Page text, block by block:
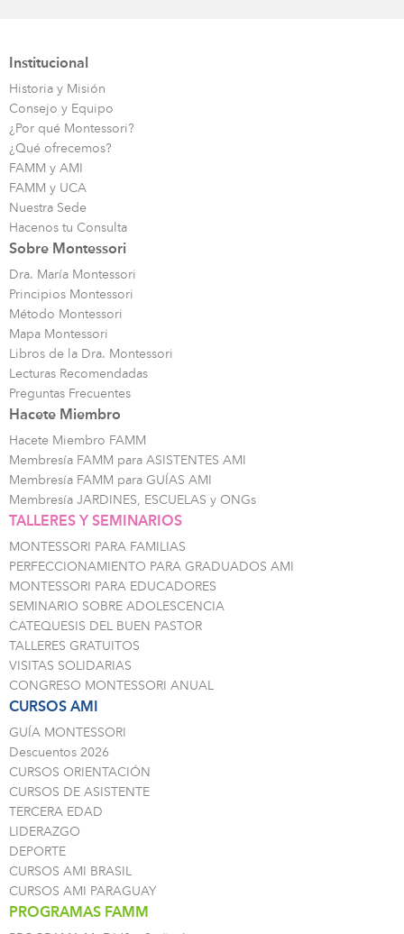
Institucional
Historia y Misión
Consejo y Equipo
¿Por qué Montessori?
¿Qué ofrecemos?
FAMM y AMI
FAMM y UCA
Nuestra Sede
Hacenos tu Consulta
Sobre Montessori
Dra. María Montessori
Principios Montessori
Método Montessori
Mapa Montessori
Libros de la Dra. Montessori
Lecturas Recomendadas
Preguntas Frecuentes
Hacete Miembro
Hacete Miembro FAMM
Membresía FAMM para ASISTENTES AMI
Membresía FAMM para GUÍAS AMI
Membresía JARDINES, ESCUELAS y ONGs
TALLERES Y SEMINARIOS
MONTESSORI PARA FAMILIAS
PERFECCIONAMIENTO PARA GRADUADOS AMI
MONTESSORI PARA EDUCADORES
SEMINARIO SOBRE ADOLESCENCIA
CATEQUESIS DEL BUEN PASTOR
TALLERES GRATUITOS
VISITAS SOLIDARIAS
CONGRESO MONTESSORI ANUAL
CURSOS AMI
GUÍA MONTESSORI
Descuentos 2026
CURSOS ORIENTACIÓN
CURSOS DE ASISTENTE
TERCERA EDAD
LIDERAZGO
DEPORTE
CURSOS AMI BRASIL
CURSOS AMI PARAGUAY
PROGRAMAS FAMM